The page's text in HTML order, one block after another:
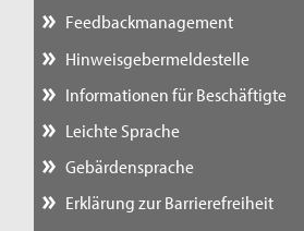
Feedbackmanagement
Hinweisgebermeldestelle
Informationen für Beschäftigte
Leichte Sprache
Gebärdensprache
Erklärung zur Barrierefreiheit